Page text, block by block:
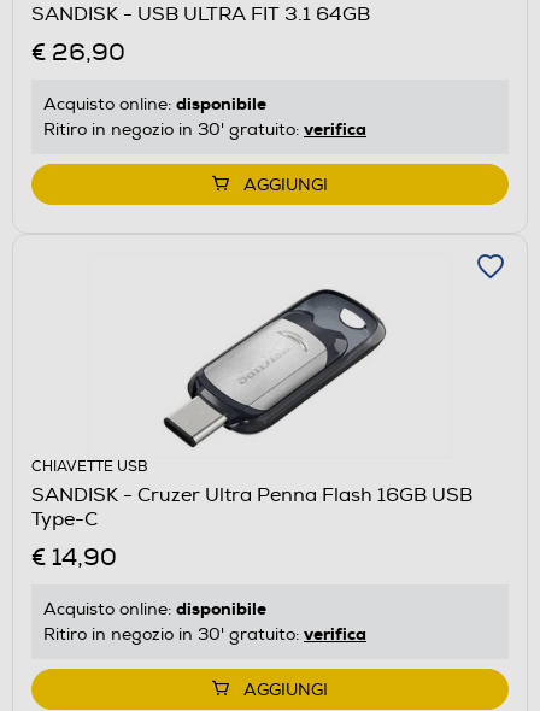
SANDISK - USB ULTRA FIT 3.1 64GB
€ 26,90
Acquisto online: disponibile
Ritiro in negozio in 30' gratuito: verifica
AGGIUNGI
CHIAVETTE USB
SANDISK - Cruzer Ultra Penna Flash 16GB USB
Type-C
€ 14,90
Acquisto online: disponibile
Ritiro in negozio in 30' gratuito: verifica
AGGIUNGI